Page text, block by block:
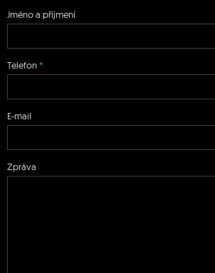
Jméno a příjmení
Telefon
E-mail
Zpráva